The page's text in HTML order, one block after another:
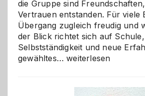
die Gruppe sind
Vertrauen entstanden. Für viele
Übergang zugleich freudig und
der Blick richtet sich auf Schule,
Selbstständigkeit und neue
gewähltes…Abschied
weiterlesen